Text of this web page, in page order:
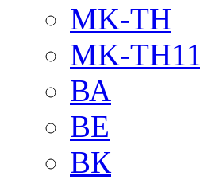
MK-TH
MK-TH11
ВА
ВЕ
ВК